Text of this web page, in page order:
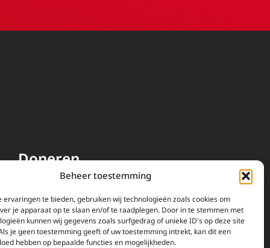
Beheer toestemming
ervaringen te bieden, gebruiken wij technologieën zoals cookies om
je apparaat op te slaan en/of te raadplegen. Door in te stemmen met
kunnen wij gegevens zoals surfgedrag of unieke ID's op deze site
je geen toestemming geeft of uw toestemming intrekt, kan dit een
hebben op bepaalde functies en mogelijkheden.
Doneren
EWTN wordt uitsluitend
gefinancierd door uw donaties.
Wij ontvangen bewust geen
advertentie-inkomsten of
kerkelijke financiele